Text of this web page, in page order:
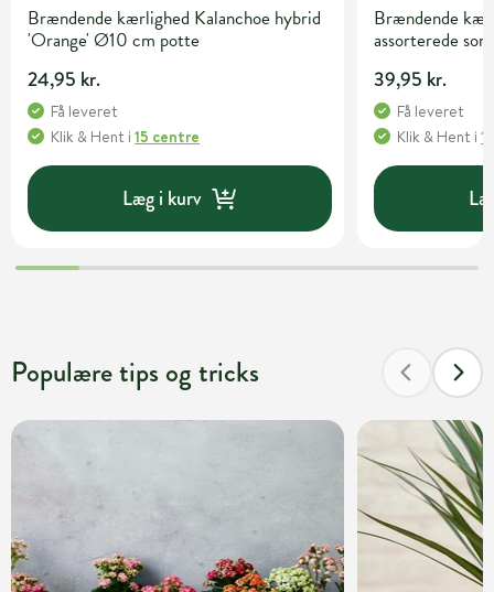
Brændende kærlighed Kalanchoe hybrid
'Orange' Ø10 cm potte
24,95 kr.
Få leveret
Klik & Hent i 15 centre
Læg i kurv
Brændende
assorterede
39,95 kr.
Få leveret
Klik & Hent i
Populære tips og tricks